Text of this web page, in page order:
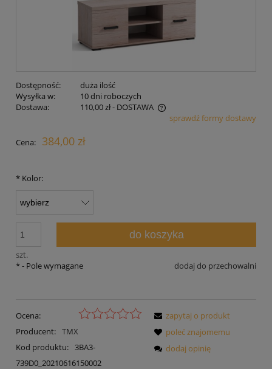
Dostępność:
duża ilość
Wysyłka w:
10 dni roboczych
Dostawa:
110,00 zł- DOSTAWA
Cena nie zawiera ewentualnych kosztów płatnościsprawdź formy dostawy
Cena: 384,00 zł
* Kolor:
szt.
do koszyka
dodaj do przechowalni
*- Pole wymagane
Ocena:
Producent: TMX
Kod produktu: 3BA3-
739D0_20210616150002
zapytaj o produkt
poleć znajomemu
dodaj opinię